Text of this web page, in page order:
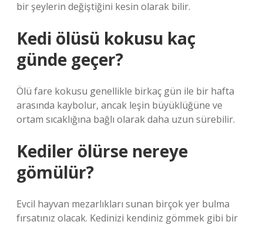
bir şeylerin değiştiğini kesin olarak bilir.
Kedi ölüsü kokusu kaç
günde geçer?
Ölü fare kokusu genellikle birkaç gün ile bir hafta
arasında kaybolur, ancak leşin büyüklüğüne ve
ortam sıcaklığına bağlı olarak daha uzun sürebilir.
Kediler ölürse nereye
gömülür?
Evcil hayvan mezarlıkları sunan birçok yer bulma
fırsatınız olacak. Kedinizi kendiniz gömmek gibi bir